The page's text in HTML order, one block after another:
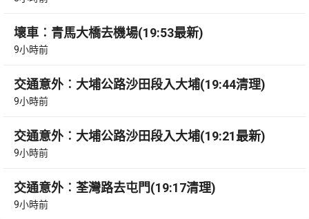
壞車︰青馬大橋去機場(19:53最新)
9小時前
交通意外︰大埔公路沙田段入大埔(19:44清理)
9小時前
交通意外︰大埔公路沙田段入大埔(19:21最新)
9小時前
交通意外︰荃灣路去屯門(19:17清理)
9小時前